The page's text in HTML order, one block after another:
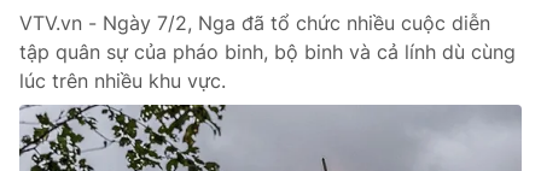
VTV.vn - Ngày 7/2, Nga đã tổ chức nhiều cuộc diễn
tập quân sự của pháo binh, bộ binh và cả lính dù cùng
lúc trên nhiều khu vực.